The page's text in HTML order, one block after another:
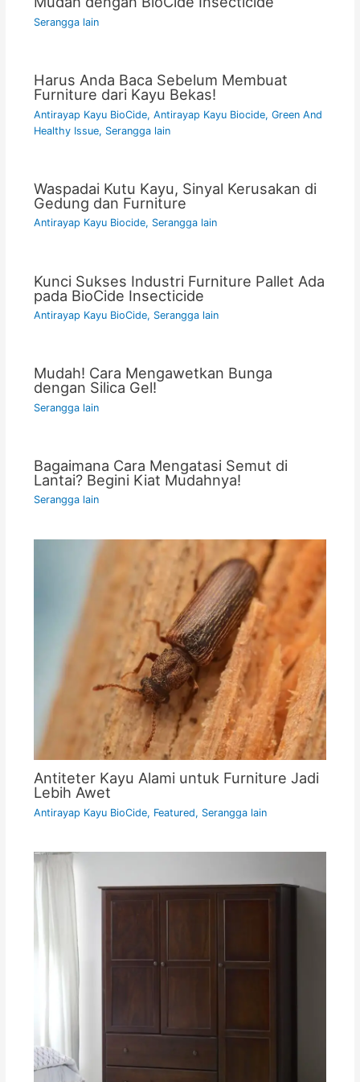
Serangga lain
Harus Anda Baca Sebelum Membuat
Furniture dari Kayu Bekas!
Antirayap Kayu BioCide, Antirayap Kayu Biocide, Green And
Healthy Issue, Serangga lain
Waspadai Kutu Kayu, Sinyal Kerusakan di
Gedung dan Furniture
Antirayap Kayu Biocide, Serangga lain
Kunci Sukses Industri Furniture Pallet Ada
pada BioCide Insecticide
Antirayap Kayu BioCide, Serangga lain
Mudah! Cara Mengawetkan Bunga
dengan Silica Gel!
Serangga lain
Bagaimana Cara Mengatasi Semut di
Lantai? Begini Kiat Mudahnya!
Serangga lain
Antiteter Kayu Alami untuk Furniture Jadi
Lebih Awet
Antirayap Kayu BioCide, Featured, Serangga lain